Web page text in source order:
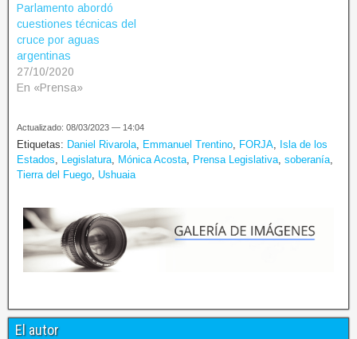
Parlamento abordó
cuestiones técnicas del
cruce por aguas
argentinas
27/10/2020
En «Prensa»
Actualizado: 08/03/2023 — 14:04
Etiquetas: Daniel Rivarola, Emmanuel Trentino, FORJA, Isla de los
Estados, Legislatura, Mónica Acosta, Prensa Legislativa, soberanía,
Tierra del Fuego, Ushuaia
El autor